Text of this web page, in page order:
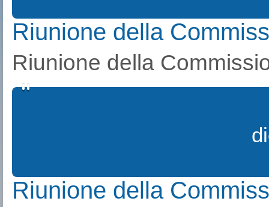
Riunione della
Riunione della
Riunione della